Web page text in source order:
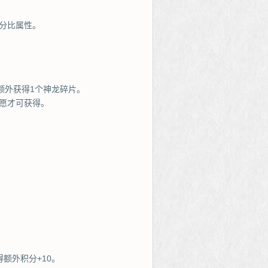
比属性。
获得1个神龙碎片。
才可获得。
外积分+10。